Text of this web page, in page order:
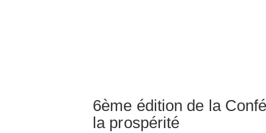
6ème édition de la
la prospérité